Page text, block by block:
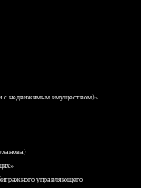
с недвижимым имуществом)»
управляющего